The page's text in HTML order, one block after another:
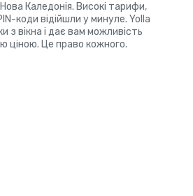
Каледонія. Високі тарифи,
коди відійшли у минуле. Yolla
з вікна і дає вам можливість
ціною. Це право кожного.